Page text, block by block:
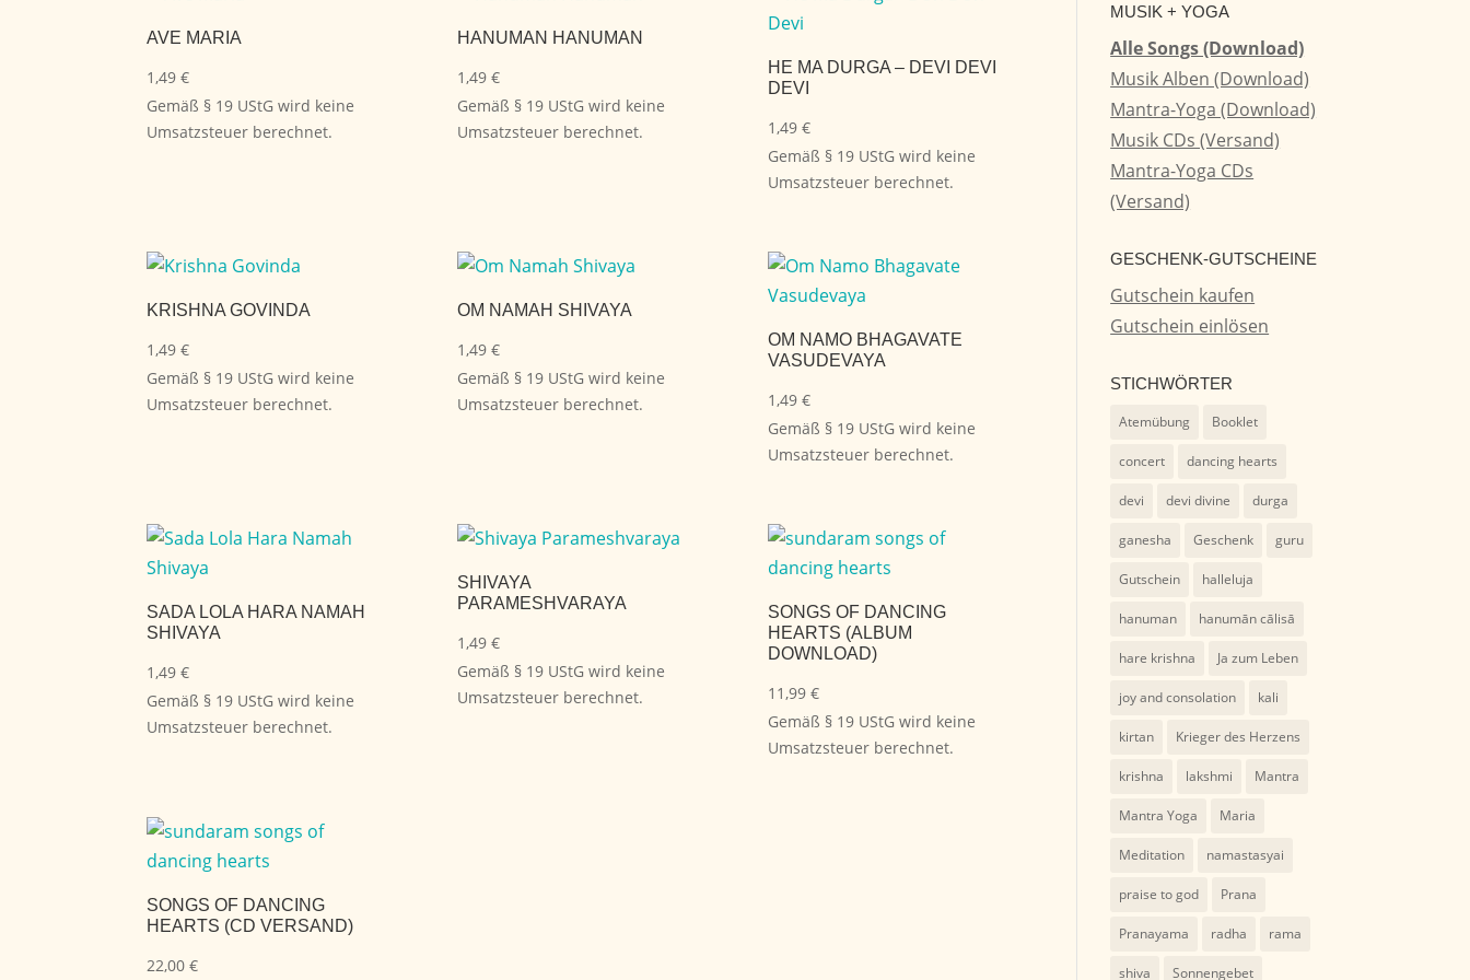
AVE MARIA
1,49€
Gemäß § 19 UStG wird keine
Umsatzsteuer berechnet.
HANUMAN HANUMAN
1,49 €
Gemäß § 19 UStG wird keine
Umsatzsteuer berechnet.
HE MA DURGA – DEVI DEVI
DEVI
1,49 €
Gemäß § 19 UStG wird keine
Umsatzsteuer berechnet.
KRISHNA GOVINDA
1,49€
Gemäß § 19 UStG wird keine
Umsatzsteuer berechnet.
OM NAMAH SHIVAYA
1,49 €
Gemäß § 19 UStG wird keine
Umsatzsteuer berechnet.
OM NAMO BHAGAVATE
VASUDEVAYA
1,49 €
Gemäß § 19 UStG wird keine
Umsatzsteuer berechnet.
SADA LOLA HARA NAMAH
SHIVAYA
1,49€
Gemäß § 19 UStG wird keine
Umsatzsteuer berechnet.
SHIVAYA
PARAMESHVARAYA
1,49 €
Gemäß § 19 UStG wird keine
Umsatzsteuer berechnet.
SONGS OF DANCING
HEARTS (ALBUM
DOWNLOAD)
11,99 €
Gemäß § 19 UStG wird keine
Umsatzsteuer berechnet.
SONGS OF DANCING
HEARTS (CD VERSAND)
22,00€
MUSIK + YOGA
Alle Songs (Download)
Musik Alben (Download)
Mantra-Yoga (Download)
Musik CDs (Versand)
Mantra-Yoga CDs
(Versand)
GESCHENK-GUTSCHEINE
Gutschein kaufen
Gutschein einlösen
STICHWÖRTER
Atemübung Booklet
concert dancing hearts
devi devi divine durga
ganesha Geschenk guru
Gutschein halleluja
hanuman hanumān cālisā
hare krishna Ja zum Leben
joy and consolation kali
kirtan Krieger des Herzens
krishna lakshmi Mantra
Mantra Yoga Maria
Meditation namastasyai
praise to god Prana
Pranayama radha rama
shiva Sonnengebet